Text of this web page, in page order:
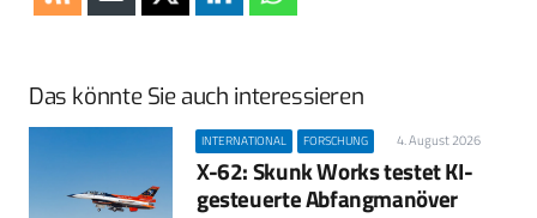
Das könnte Sie auch interessieren
INTERNATIONAL FORSCHUNG 4. August 2026
X-62: Skunk Works testet KI-
gesteuerte Abfangmanöver